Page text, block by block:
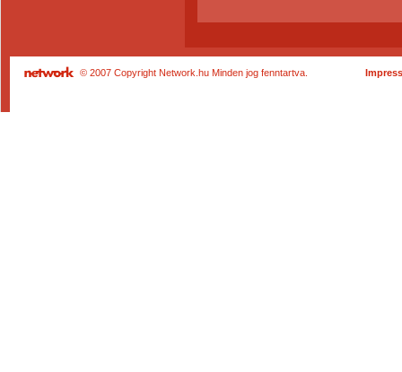
© 2007 Copyright Network.hu Minden jog fenntartva.